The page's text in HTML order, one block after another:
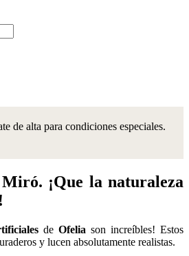
de alta para condiciones especiales.
¡Que la naturaleza
de Ofelia son increíbles! Estos
y lucen absolutamente realistas.